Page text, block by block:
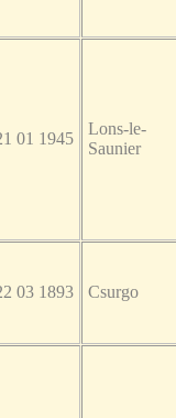
01 1945
Lons-le-
Saunier
03 1893 Csurgo